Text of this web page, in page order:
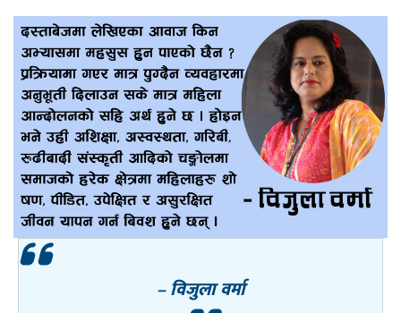
– विजुला वर्मा